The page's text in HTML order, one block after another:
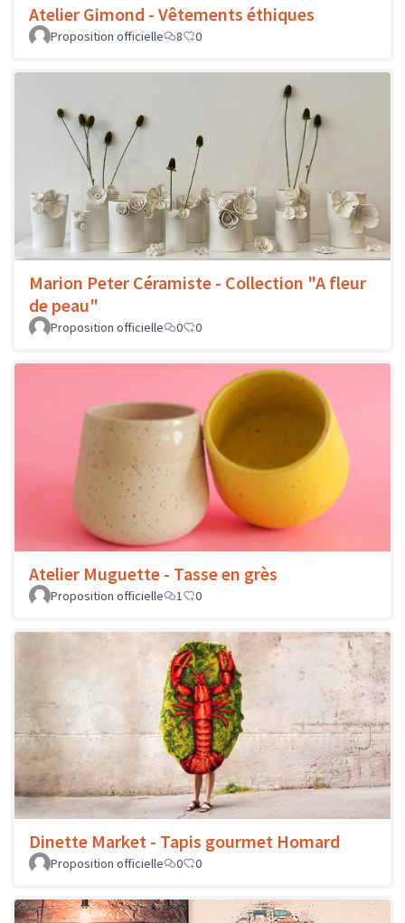
Atelier Gimond - Vêtements éthiques
Proposition officielle 8 0
Marion Peter Céramiste - Collection "A fleur
de peau"
Proposition officielle 0 0
Atelier Muguette - Tasse en grès
Proposition officielle 1 0
Dinette Market - Tapis gourmet Homard
Proposition officielle 0 0